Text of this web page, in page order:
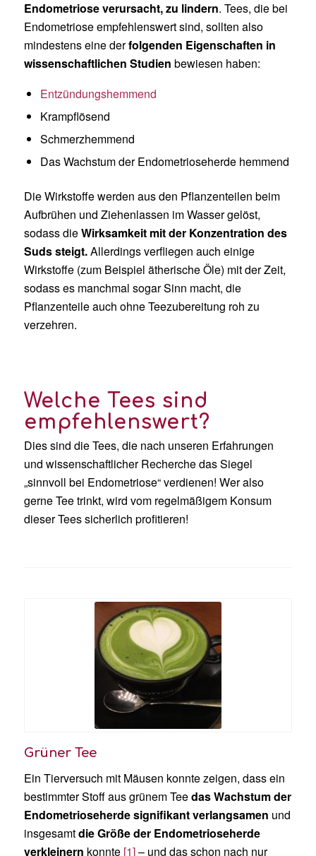
Endometriose verursacht, zu lindern. Tees, die bei
Endometriose empfehlenswert sind, sollten also
mindestens eine derfolgenden Eigenschaften in
wissenschaftlichen Studien bewiesen haben:
Entzündungshemmend
Krampflösend
Schmerzhemmend
Das Wachstum der Endometrioseherde hemmend
Die Wirkstoffe werden aus den Pflanzenteilen beim
Aufbrühen und Ziehenlassen im Wasser gelöst,
sodass dieWirksamkeit mit der Konzentration des
Suds steigt.Allerdings verfliegen auch einige
Wirkstoffe (zum Beispiel ätherische Öle) mit der Zeit,
sodass es manchmal sogar Sinn macht, die
Pflanzenteile auch ohne Teezubereitung roh zu
verzehren.
Welche Tees sind
empfehlenswert?
Dies sind die Tees, die nach unseren Erfahrungen
und wissenschaftlicher Recherche das Siegel
„sinnvoll bei Endometriose“ verdienen! Wer also
gerne Tee trinkt, wird vom regelmäßigem Konsum
dieser Tees sicherlich profitieren!
Grüner Tee
Ein Tierversuch mit Mäusen konnte zeigen, dass ein
bestimmter Stoff aus grünem Teedas Wachstum der
Endometrioseherde signifikant verlangsamen und
insgesamtdie Größe der Endometrioseherde
verkleinern konnte [1]– und das schon nach nur